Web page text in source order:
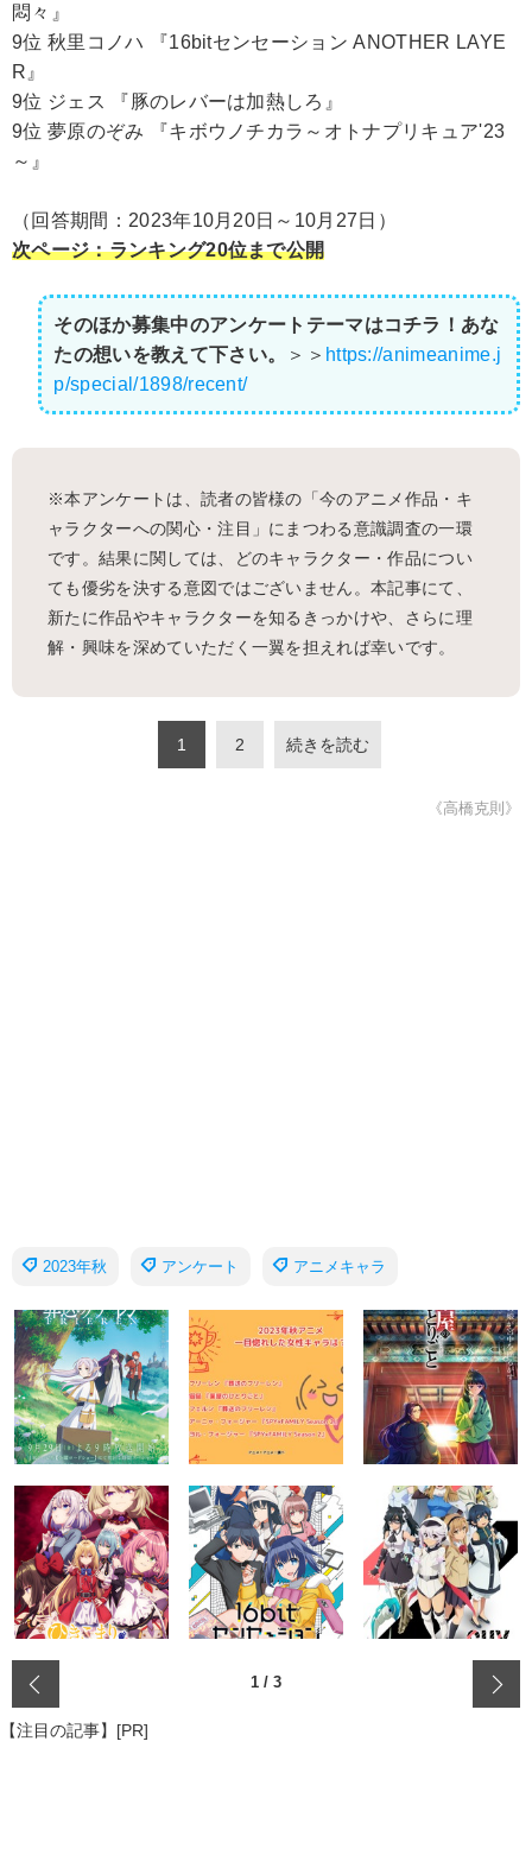
悶々』
9位 秋里コノハ 『16bitセンセーション ANOTHER LAYE
R』
9位 ジェス 『豚のレバーは加熱しろ』
9位 夢原のぞみ 『キボウノチカラ～オトナプリキュア'23
～』
（回答期間：2023年10月20日～10月27日）
次ページ：ランキング20位まで公開
そのほか募集中のアンケートテーマはコチラ！あな
たの想いを教えて下さい。
＞＞ https://animeanime.j
p/special/1898/recent/
※本アンケートは、読者の皆様の「今のアニメ作品・キ
ャラクターへの関心・注目」にまつわる意識調査の一環
です。結果に関しては、どのキャラクター・作品につい
ても優劣を決する意図ではございません。本記事にて、
新たに作品やキャラクターを知るきっかけや、さらに理
解・興味を深めていただく一翼を担えれば幸いです。
1 2 続きを読む
《高橋克則》
2023年秋 アンケート アニメキャラ
1 / 3
【注目の記事】[PR]